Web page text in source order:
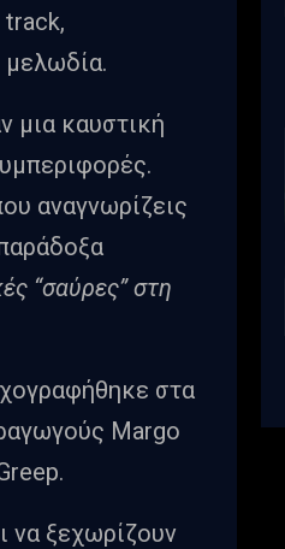
track,
μελωδία.
μια καυστική
αναγνωρίζεις
“σαύρες” στη
στα
Margo
να ξεχωρίζουν